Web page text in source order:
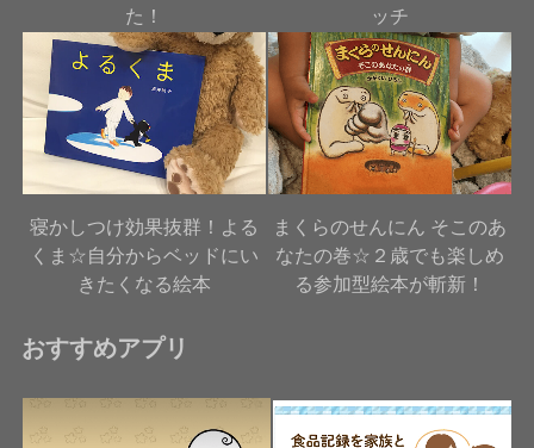
た！
ッチ
寝かしつけ効果抜群！よる
くま☆自分からベッドにい
きたくなる絵本
まくらのせんにん そこのあ
なたの巻☆２歳でも楽しめ
る参加型絵本が斬新！
おすすめアプリ